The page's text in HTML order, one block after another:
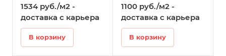
1534 руб./м2 -
доставка с карьера
В корзину
1100 руб./м2 -
доставка с карьера
В корзину